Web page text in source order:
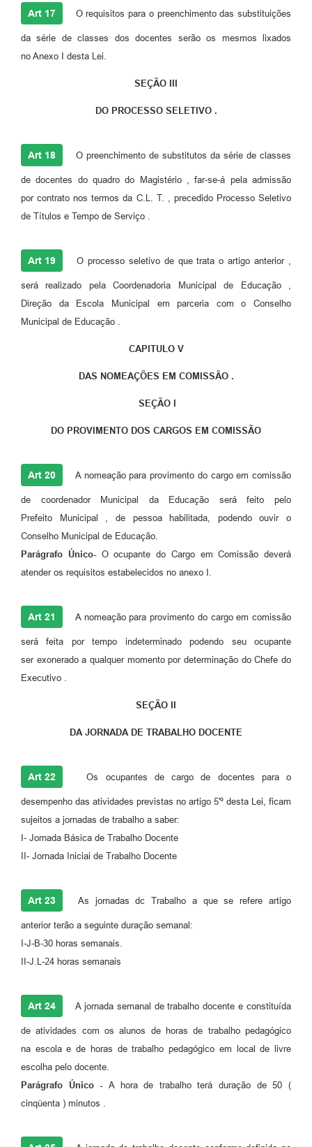
Art 17 O requisitos para o preenchimento das substituições
da série de classes dos docentes serão os mesmos lixados
no Anexo I desta Lei.
SEÇÃO III
DO PROCESSO SELETIVO .
Art 18 O preenchimento de substitutos da série de classes
de docentes do quadro do Magistério , far-se-á pela admissão
por contrato nos termos da C.L. T. , precedido Processo Seletivo
de Títulos e Tempo de Serviço .
Art 19 O processo seletivo de que trata o artigo anterior ,
será realizado pela Coordenadoria Municipal de Educação ,
Direção da Escola Municipal em parceria com o Conselho
Municipal de Educação .
CAPITULO V
DAS NOMEAÇÕES EM COMISSÃO .
SEÇÃO I
DO PROVIMENTO DOS CARGOS EM COMISSÃO
Art 20 A nomeação para provimento do cargo em comissão
de coordenador Municipal da Educação será feito pelo
Prefeito Municipal , de pessoa habilitada, podendo ouvir o
Conselho Municipal de Educação.
Parágrafo Único-O ocupante do Cargo em Comissão deverá
atender os requisitos estabelecidos no anexo I.
Art 21 A nomeação para provimento do cargo em comissão
será feita por tempo indeterminado podendo seu ocupante
ser exonerado a qualquer momento por determinação do Chefe do
Executivo .
SEÇÃO II
DA JORNADA DE TRABALHO DOCENTE
Art 22 Os ocupantes de cargo de docentes para o
desempenho das atividades previstas no artigo 5'º desta Lei, ficam
sujeitos a jornadas de trabalho a saber:
I- Jornada Básica de Trabalho Docente
II- Jornada Iniciai de Trabalho Docente
Art 23 As jornadas dc Trabalho a que se refere artigo
anterior terão a seguinte duração semanal:
I-J-B-30 horas semanais.
II-J.L-24 horas semanais
Art 24 A jornada semanal de trabalho docente e constituída
de atividades com os alunos de horas de trabalho pedagógico
na escola e de horas de trabalho pedagógico em local de livre
escolha pelo docente.
Parágrafo Único - A hora de trabalho terá duração de 50 (
cinqüenta ) minutos .